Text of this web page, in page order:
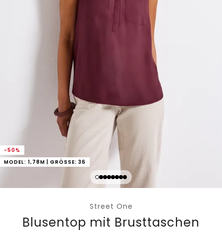
-50%
MODEL: 1,78M | GRÖSSE: 36
Street One
Blusentop mit Brusttaschen